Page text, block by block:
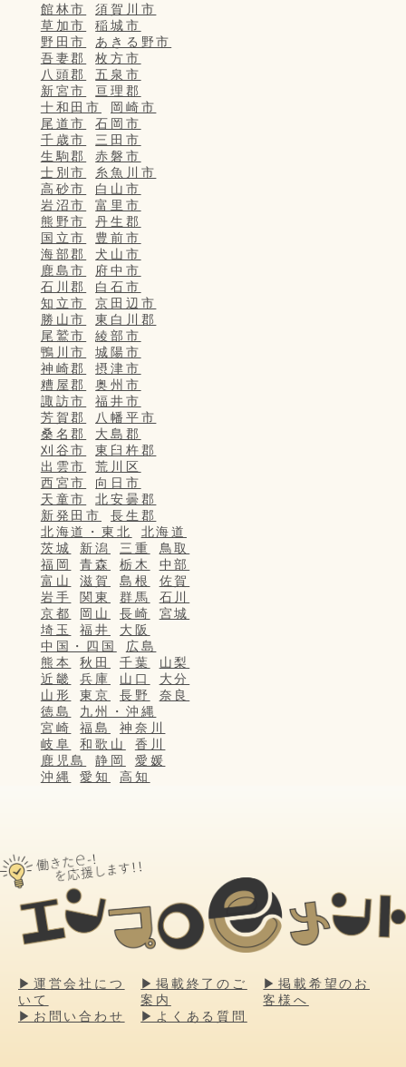
館林市
須賀川市
草加市
稲城市
野田市
あきる野市
吾妻郡
枚方市
八頭郡
五泉市
新宮市
亘理郡
十和田市
岡崎市
尾道市
石岡市
千歳市
三田市
生駒郡
赤磐市
士別市
糸魚川市
高砂市
白山市
岩沼市
富里市
熊野市
丹生郡
国立市
豊前市
海部郡
犬山市
鹿島市
府中市
石川郡
白石市
知立市
京田辺市
勝山市
東白川郡
尾鷲市
綾部市
鴨川市
城陽市
神崎郡
摂津市
糟屋郡
奥州市
諏訪市
福井市
芳賀郡
八幡平市
桑名郡
大島郡
刈谷市
東臼杵郡
出雲市
荒川区
西宮市
向日市
天童市
北安曇郡
新発田市
長生郡
北海道・東北
北海道
茨城
新潟 三重
鳥取
福岡
青森 栃木
中部
富山
滋賀 島根
佐賀
岩手
関東 群馬
石川
京都
岡山 長崎
宮城
埼玉
福井
大阪
中国・四国
広島
熊本
秋田 千葉
山梨
近畿
兵庫 山口
大分
山形
東京 長野
奈良
徳島
九州・沖縄
宮崎
福島
神奈川
岐阜
和歌山
香川
鹿児島
静岡
愛媛
沖縄
愛知 高知
▶運営会社につ
いて
▶掲載終了のご
案内
▶掲載希望のお
客様へ
▶お問い合わせ
▶よくある質問